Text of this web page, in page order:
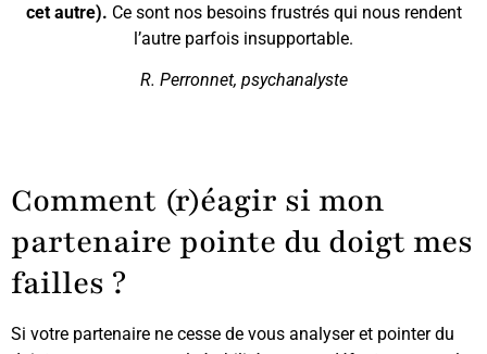
cet autre). Ce sont nos besoins frustrés qui nous rendent
l’autre parfois insupportable.
R. Perronnet, psychanalyste
Comment (r)éagir si mon
partenaire pointe du doigt mes
failles ?
Si votre partenaire ne cesse de vous analyser et pointer du